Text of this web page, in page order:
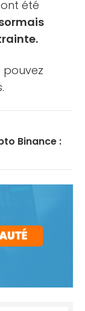
été
Binance :